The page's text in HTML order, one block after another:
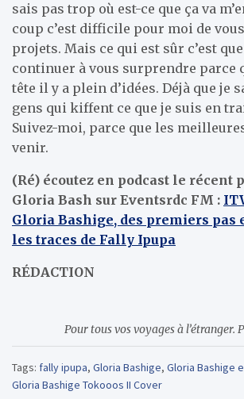
sais pas trop où est-ce que ça va
coup c’est difficile pour moi de
projets. Mais ce qui est sûr c’est
continuer à vous surprendre parce
tête il y a plein d’idées. Déjà que je
gens qui kiffent ce que je suis en
Suivez-moi, parce que les
venir.
(Ré) écoutez en podcast le récent
Gloria Bash sur Eventsrdc FM :
Gloria Bashige, des premiers pas
les traces de Fally Ipupa
RÉDACTION
Pour tous vos voyages à l’étranger.
Tags: fally ipupa, Gloria Bashige, Gloria Bashige
Gloria Bashige Tokooos II Cover